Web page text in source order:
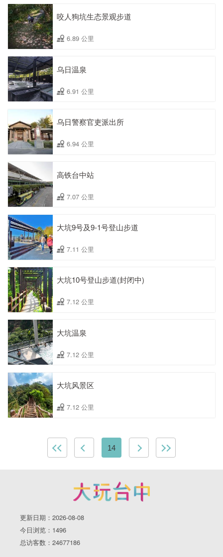
咬人狗坑生态景观步道
6.89 公里
乌日温泉
6.91 公里
乌日警察官吏派出所
6.94 公里
高铁台中站
7.07 公里
大坑9号及9-1号登山步道
7.11 公里
大坑10号登山步道(封闭中)
7.12 公里
大坑温泉
7.12 公里
大坑风景区
7.12 公里
14
更新日期：2026-08-08
今日浏览：1496
总访客数：24677186